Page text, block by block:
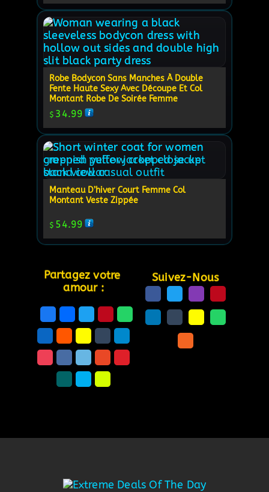
Robe Bodycon Sans Manches À Double
Fente Haute Sexy Avec Découpe Et Col
Montant Robe De Soirée Femme
$ 34.99
Manteau D’hiver Court Femme Col
Montant Veste Zippée
$ 54.99
Partagez votre
amour :
Suivez-Nous